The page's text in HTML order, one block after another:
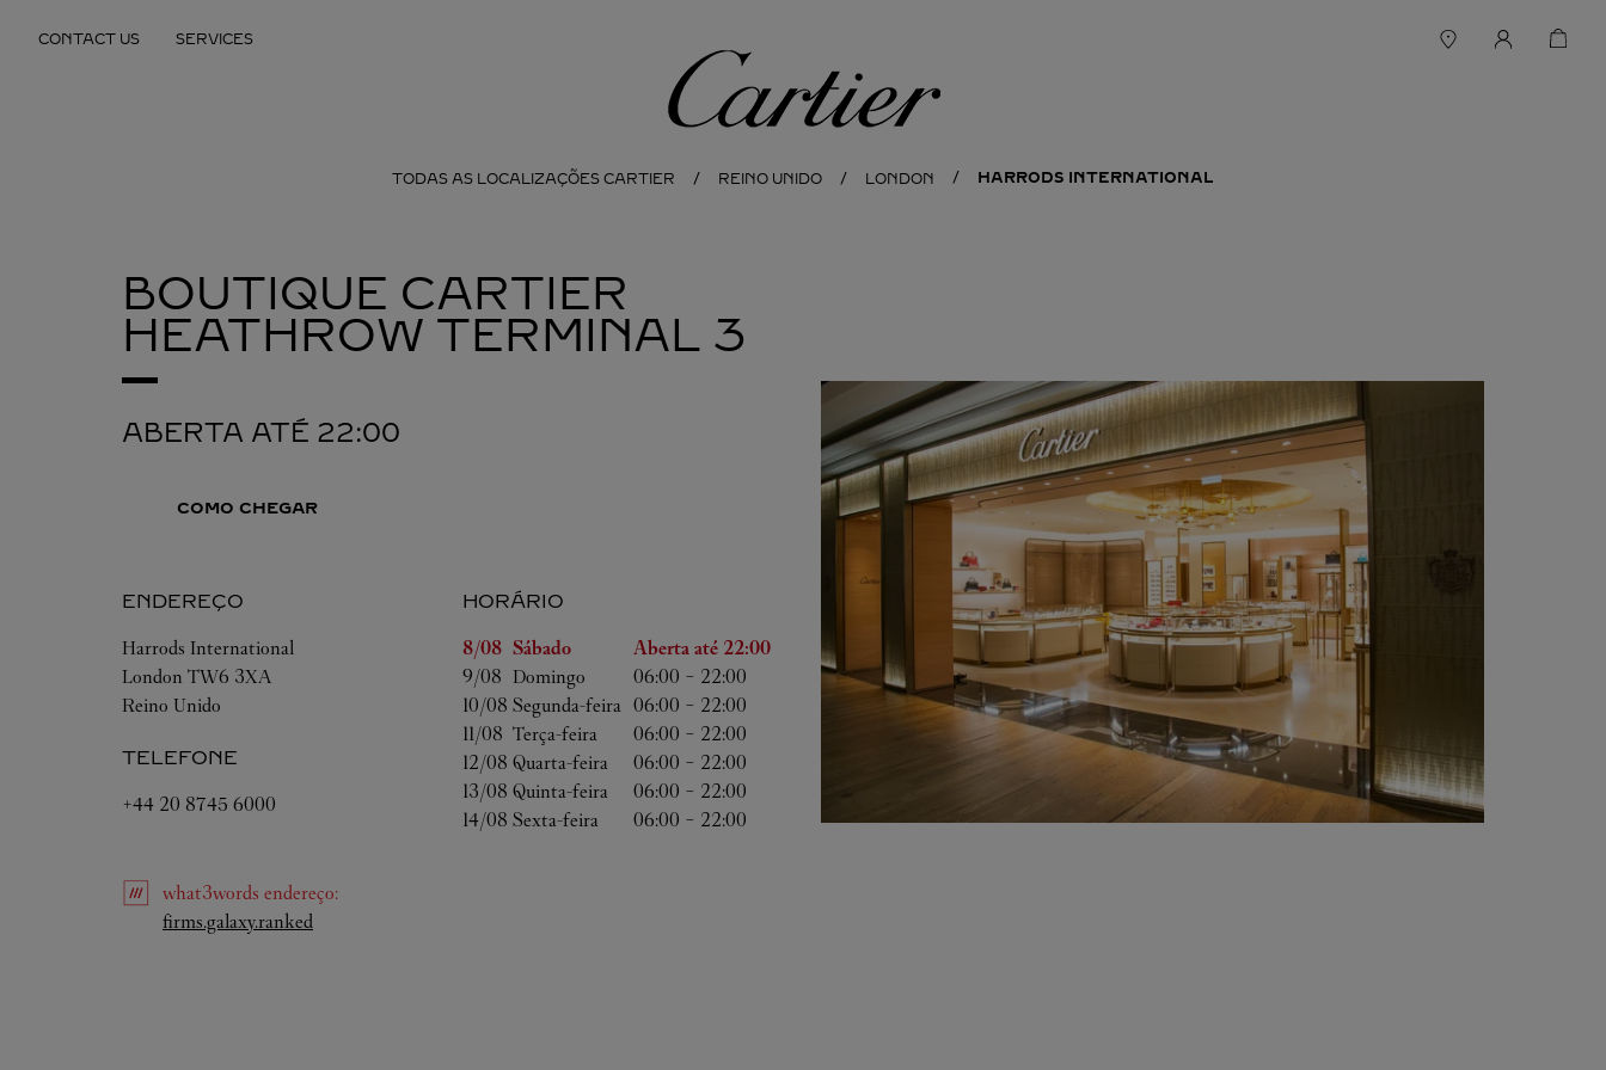
CONTACT US SERVICES
Cartier
TODAS AS LOCALIZAÇÕES CARTIER REINO UNIDO LONDON HARRODS INTERNATIONAL
BOUTIQUE CARTIER
HEATHROW TERMINAL 3
ABERTA ATÉ 22:00
COMO CHEGAR
ENDEREÇO
Harrods International
London TW6 3XA
Reino Unido
TELEFONE
+44 20 8745 6000
HORÁRIO
Dia da Semana
Horário
8/08 Sábado Aberta até 22:00
9/08 Domingo 06:00 - 22:00
10/08 Segunda-feira 06:00 - 22:00
11/08 Terça-feira 06:00 - 22:00
12/08 Quarta-feira 06:00 - 22:00
13/08 Quinta-feira 06:00 - 22:00
14/08 Sexta-feira 06:00 - 22:00
what3words endereço:
firms.galaxy.ranked